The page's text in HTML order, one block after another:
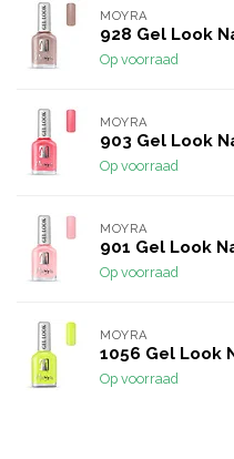
MOYRA
928 Gel Look
Op voorraad
MOYRA
903 Gel Look
Op voorraad
MOYRA
901 Gel Look
Op voorraad
MOYRA
1056 Gel Look
Op voorraad